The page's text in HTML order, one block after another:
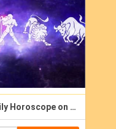
Daily Horoscope on Email